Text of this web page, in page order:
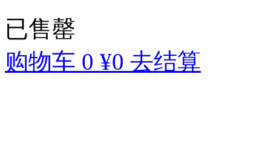
已售罄
购物车 0 ¥0 去结算